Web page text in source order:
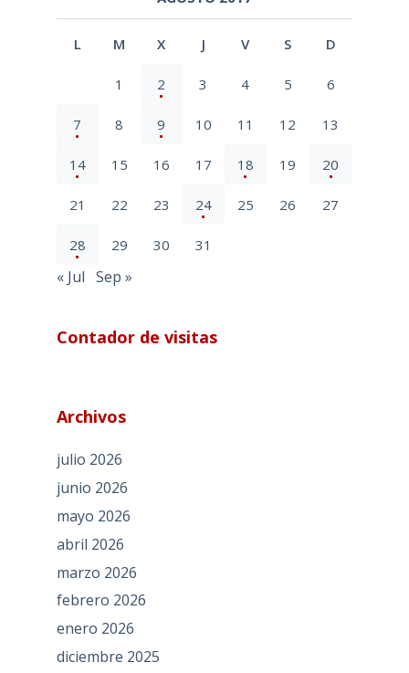
L M X J V S D
1 2 3 4 5 6
7 8 9 10 11 12 13
14 15 16 17 18 19 20
21 22 23 24 25 26 27
28 29 30 31
« Jul Sep »
Contador de visitas
Archivos
julio 2026
junio 2026
mayo 2026
abril 2026
marzo 2026
febrero 2026
enero 2026
diciembre 2025